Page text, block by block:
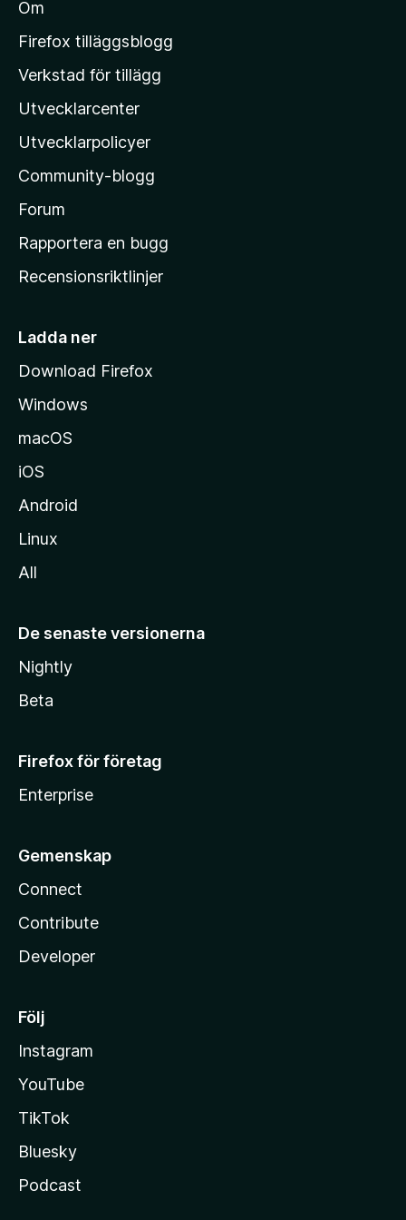
l
M
z
i
l
a
s
h
m
i
a
Om
Firefox tilläggsblogg
Verkstad för tillägg
Utvecklarcenter
Utvecklarpolicyer
Community-blogg
Forum
Rapportera en bugg
Recensionsriktlinjer
Ladda ner
Download Firefox
Windows
macOS
iOS
Android
Linux
All
De senaste versionerna
Nightly
Beta
Firefox för företag
Enterprise
Gemenskap
Connect
Contribute
Developer
Följ
Instagram
YouTube
TikTok
Bluesky
Podcast